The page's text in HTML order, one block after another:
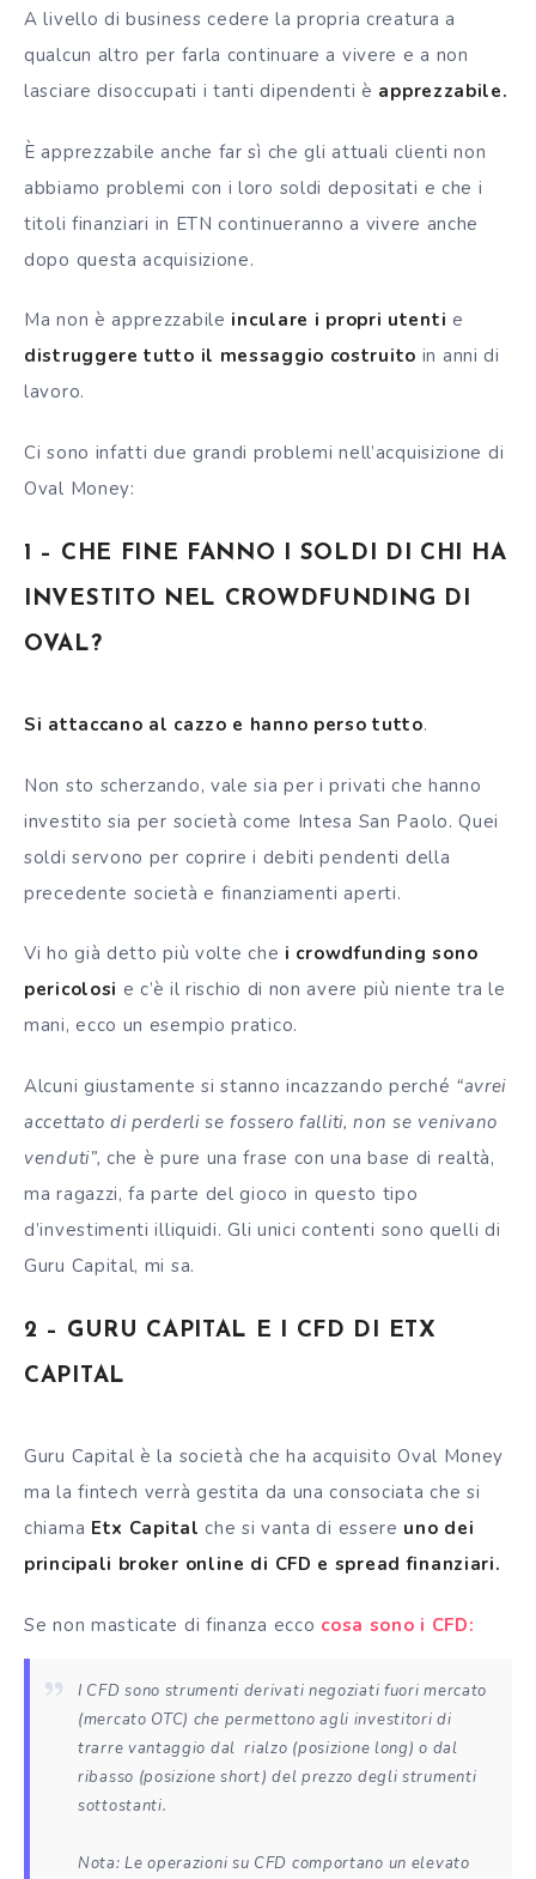
A livello di business cedere la propria creatura a
qualcun altro per farla continuare a vivere e a non
lasciare disoccupati i tanti dipendenti è apprezzabile.
È apprezzabile anche far sì che gli attuali clienti non
abbiamo problemi con i loro soldi depositati e che i
titoli finanziari in ETN continueranno a vivere anche
dopo questa acquisizione.
Ma non è apprezzabile inculare i propri utenti e
distruggere tutto il messaggio costruito in anni di
lavoro.
Ci sono infatti due grandi problemi nell’acquisizione di
Oval Money:
1 – CHE FINE FANNO I SOLDI DI CHI HA
INVESTITO NEL CROWDFUNDING DI
OVAL?
Si attaccano al cazzo e hanno perso tutto.
Non sto scherzando, vale sia per i privati che hanno
investito sia per società come Intesa San Paolo. Quei
soldi servono per coprire i debiti pendenti della
precedente società e finanziamenti aperti.
Vi ho già detto più volte che i crowdfunding sono
pericolosi e c’è il rischio di non avere più niente tra le
mani, ecco un esempio pratico.
Alcuni giustamente si stanno incazzando perché “avrei
accettato di perderli se fossero falliti, non se venivano
venduti”, che è pure una frase con una base di realtà,
ma ragazzi, fa parte del gioco in questo tipo
d’investimenti illiquidi. Gli unici contenti sono quelli di
Guru Capital, mi sa.
2 – GURU CAPITAL E I CFD DI ETX
CAPITAL
Guru Capital è la società che ha acquisito Oval Money
ma la fintech verrà gestita da una consociata che si
chiama Etx Capitalche si vanta di essere uno dei
principali broker online di CFD e spread finanziari.
Se non masticate di finanza ecco cosa sono i CFD:
I CFD sono strumenti derivati negoziati fuori mercato
(mercato OTC) che permettono agli investitori di
trarre vantaggio dal rialzo (posizione long) o dal
ribasso (posizione short) del prezzo degli strumenti
sottostanti.
Nota: Le operazioni su CFD comportano un elevato